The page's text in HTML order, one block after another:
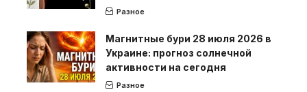
Разное
Магнитные бури 28 июля 2026 в
Украине: прогноз солнечной
активности на сегодня
Разное